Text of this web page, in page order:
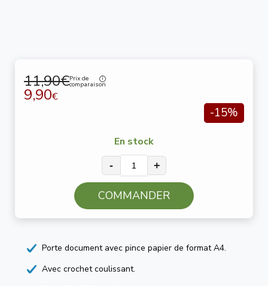
11,90€Prix de
comparaison
9,90€
-15%
En stock
- +
COMMANDER
Porte document avec pince papier de format A4.
Avec crochet coulissant.